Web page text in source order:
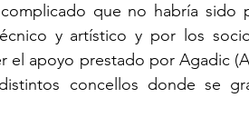
que no habría
y artístico y por los
el apoyo prestado por Agadic
concellos donde se